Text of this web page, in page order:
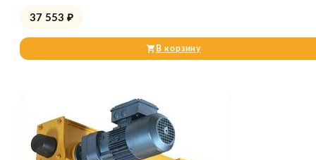
37 553 ₽
В корзину